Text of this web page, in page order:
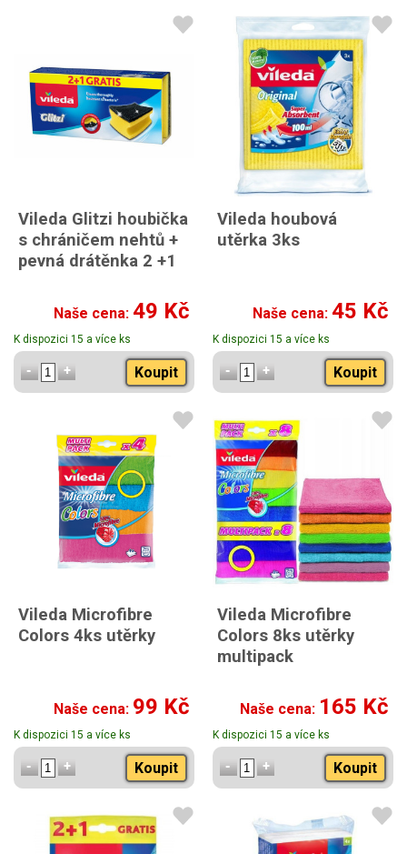
Vileda Glitzi houbička
s chráničem nehtů +
pevná drátěnka 2 +1
Naše cena: 49 Kč
K dispozici 15 a více ks
Koupit
Vileda houbová
utěrka 3ks
Naše cena: 45 Kč
K dispozici 15 a více ks
Koupit
Vileda Microfibre
Colors 4ks utěrky
Naše cena: 99 Kč
K dispozici 15 a více ks
Koupit
Vileda Microfibre
Colors 8ks utěrky
multipack
Naše cena: 165 Kč
K dispozici 15 a více ks
Koupit